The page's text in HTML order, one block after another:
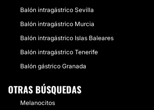
Balón intragástrico Sevilla
Balón intragástrico Murcia
Balón intragástrico Islas Baleares
Balón intragástrico Tenerife
Balón gástrico Granada
OTRAS BÚSQUEDAS
Melanocitos